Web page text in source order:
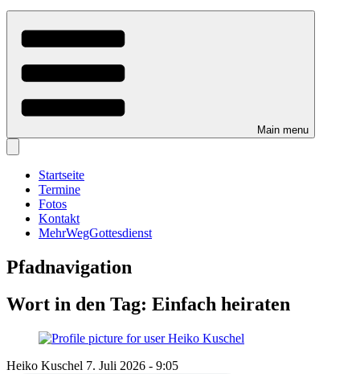
Main menu
Startseite
Termine
Fotos
Kontakt
MehrWegGottesdienst
Pfadnavigation
Wort in den Tag: Einfach heiraten
Heiko Kuschel 7. Juli 2026 - 9:05